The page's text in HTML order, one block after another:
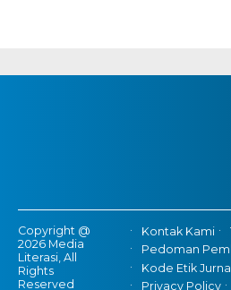
Copyright @
2026 Media
Literasi, All
Rights
Reserved
Kontak Kami
Pedoman
Kode Etik
Privacy Policy